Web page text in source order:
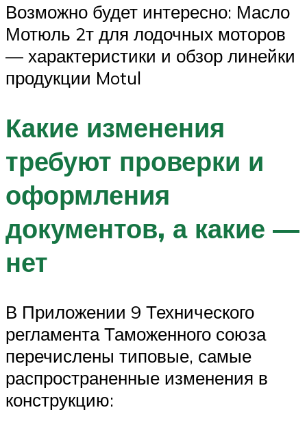
Возможно будет интересно: Масло
Мотюль 2т для лодочных моторов
— характеристики и обзор линейки
продукции Motul
Какие изменения
требуют проверки и
оформления
документов, а какие —
нет
В Приложении 9 Технического
регламента Таможенного союза
перечислены типовые, самые
распространенные изменения в
конструкцию: